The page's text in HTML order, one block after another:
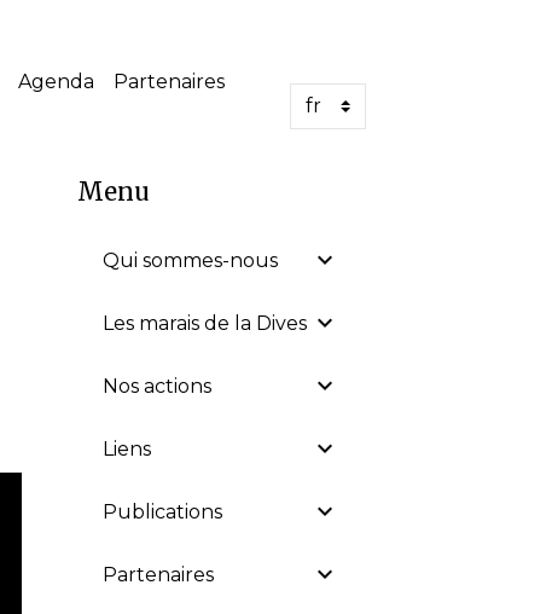
Agenda Partenaires
Menu
Qui sommes-nous
Les marais de la Dives
Nos actions
Liens
Publications
Partenaires